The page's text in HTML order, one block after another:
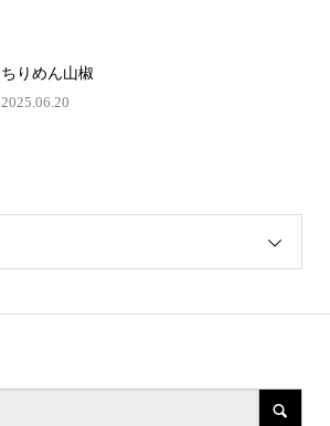
ちりめん山椒
2025.06.20